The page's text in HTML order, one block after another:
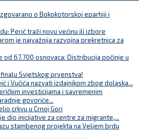
o Bokokotorskoj eparhiji i
Perić traži novu većinu ili izbore
je najvažnija razvojna prekretnica za
67.700 osnovaca: Distribucija počinje u
finalu Svjetskog prvenstva!
i Vučića nazvati izdajnikom zbog dolaska...
investicijama i savremenim
govoriće...
crkvu u Crnoj Gori
dio inicijative za centre za migrante,...
stambenog projekta na Veljem brdu